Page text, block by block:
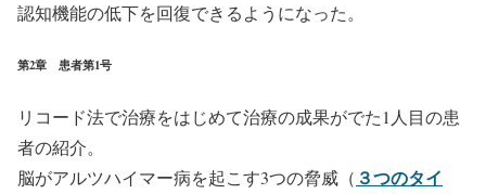
認知機能の低下を回復できるようになった。
第2章 患者第1号
リコード法で治療をはじめて治療の成果がでた1人目の患
者の紹介。
脳がアルツハイマー病を起こす3つの脅威（ ３つのタイ